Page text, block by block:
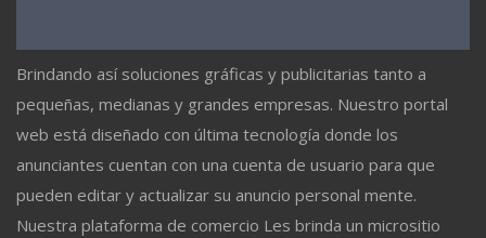
Brindando así soluciones gráficas y publicitarias tanto a
pequeñas, medianas y grandes empresas. Nuestro portal
web está diseñado con última tecnología donde los
anunciantes cuentan con una cuenta de usuario para que
pueden editar y actualizar su anuncio personal mente.
Nuestra plataforma de comercio Les brinda un micrositio